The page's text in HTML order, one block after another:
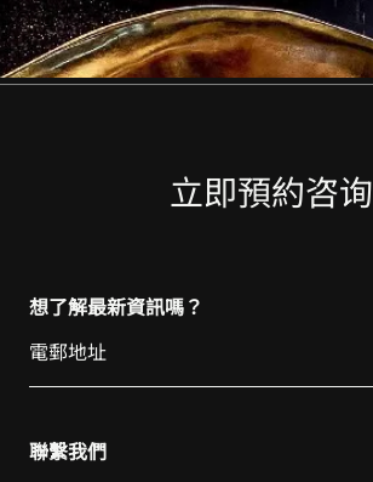
立即預約咨询
想了解最新資訊嗎？
聯繫我們